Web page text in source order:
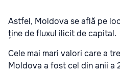
Astfel, Moldova se află pe
ține de fluxul ilicit de capital.
Cele mai mari valori care a
Moldova a fost cel din anii a